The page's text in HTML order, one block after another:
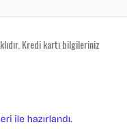
Kredi kartı bilgileriniz
e-